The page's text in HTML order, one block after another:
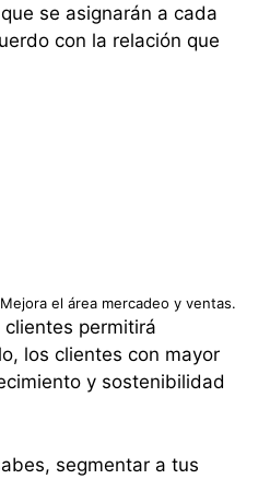
se asignarán a cada
con la relación que
el área mercadeo y ventas.
permitirá
los clientes con mayor
y sostenibilidad
segmentar a tus